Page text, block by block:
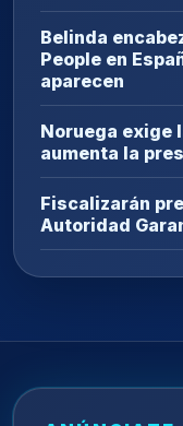
Belinda
People en
aparecen
Noruega exige
aumenta la
Fiscalizarán
Autoridad